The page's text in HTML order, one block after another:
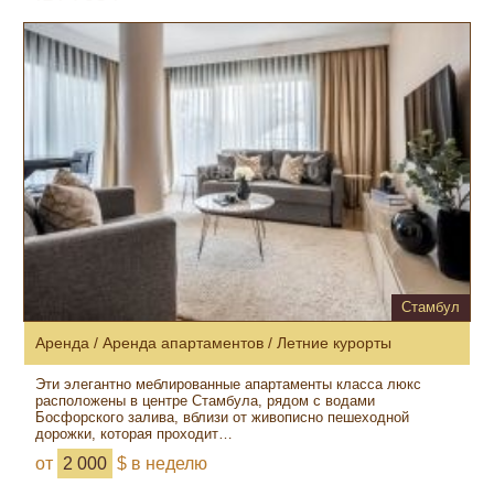
Стамбул
Аренда / Аренда апартаментов / Летние курорты
Эти элегантно меблированные апартаменты класса люкс
расположены в центре Стамбула, рядом с водами
Босфорского залива, вблизи от живописно пешеходной
дорожки, которая проходит…
от 2 000 $ в неделю